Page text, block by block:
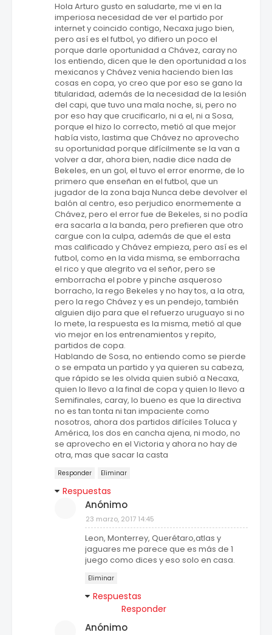
Hola Arturo gusto en saludarte, me vi en la
imperiosa necesidad de ver el partido por
internet y coincido contigo, Necaxa jugo bien,
pero así es el futbol, yo difiero un poco el
porque darle oportunidad a Chávez, caray no
los entiendo, dicen que le den oportunidad a los
mexicanos y Chávez venia haciendo bien las
cosas en copa, yo creo que por eso se gano la
titularidad, además de la necesidad de la lesión
del capi, que tuvo una mala noche, si, pero no
por eso hay que crucificarlo, ni a el, ni a Sosa,
porque el hizo lo correcto, metió al que mejor
había visto, lastima que Chávez no aprovecho
su oportunidad porque difícilmente se la van a
volver a dar, ahora bien, nadie dice nada de
Bekeles, en un gol, el tuvo el error enorme, de lo
primero que enseñan en el futbol, que un
jugador de la zona baja Nunca debe devolver el
balón al centro, eso perjudico enormemente a
Chávez, pero el error fue de Bekeles, si no podía
era sacarla a la banda, pero prefieren que otro
cargue con la culpa, además de que el esta
mas calificado y Chávez empieza, pero así es el
futbol, como en la vida misma, se emborracha
el rico y que alegrito va el señor, pero se
emborracha el pobre y pinche asqueroso
borracho, la rego Bekeles y no hay tos, a la otra,
pero la rego Chávez y es un pendejo, también
alguien dijo para que el refuerzo uruguayo si no
lo mete, la respuesta es la misma, metió al que
vio mejor en los entrenamientos y repito,
partidos de copa.
Hablando de Sosa, no entiendo como se pierde
o se empata un partido y ya quieren su cabeza,
que rápido se les olvida quien subió a Necaxa,
quien lo llevo a la final de copa y quien lo llevo a
Semifinales, caray, lo bueno es que la directiva
no es tan tonta ni tan impaciente como
nosotros, ahora dos partidos difíciles Toluca y
América, los dos en cancha ajena, ni modo, no
se aprovecho en el Victoria y ahora no hay de
otra, mas que sacar la casta
Responder Eliminar
Respuestas
Anónimo
23 marzo, 2017 14:45
Leon, Monterrey, Querétaro,atlas y
jaguares me parece que es más de 1
juego como dices y eso solo en casa.
Eliminar
Respuestas
Responder
Anónimo